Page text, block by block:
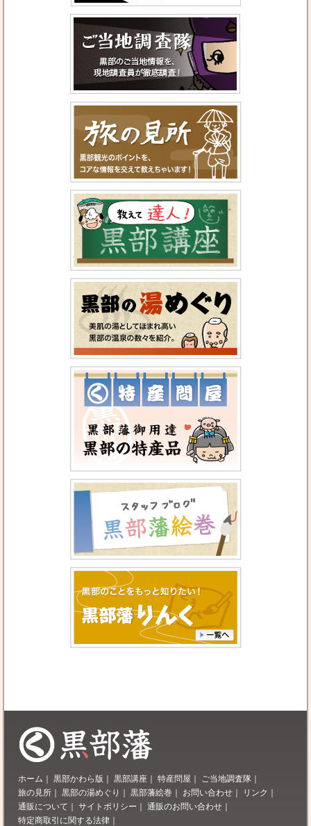
ホーム 黒部かわら版 黒部講座 特産問屋 ご当地調査隊
旅の見所
黒部の湯めぐり 黒部藩絵巻 お問い合わせ リンク
通販について
サイトポリシー 通販のお問い合わせ
特定商取引に関する法律